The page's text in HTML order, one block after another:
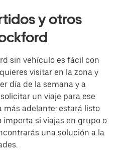
y otros
sin vehículo es fácil con
visitar en la zona y
día de la semana y a
un viaje para ese
más adelante: estará listo
importa si viajas en grupo o
una solución a la